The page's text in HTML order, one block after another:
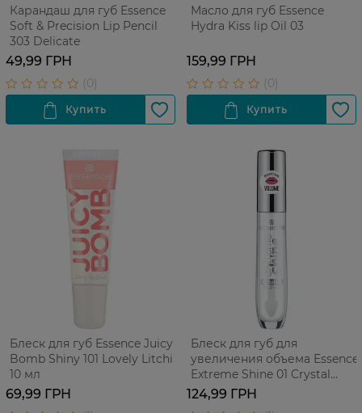
Карандаш для губ Essence
Soft & Precision Lip Pencil
303 Delicate
49,99 ГРН
Масло для губ Essence
Hydra Kiss lip Oil 03
159,99 ГРН
Блеск для губ Essence Juicy
Bomb Shiny 101 Lovely Litchi
10 мл
69,99 ГРН
Блеск для губ для
увеличения объема Essence
Extreme Shine 01 Crystal
Clear 5 мл
124,99 ГРН